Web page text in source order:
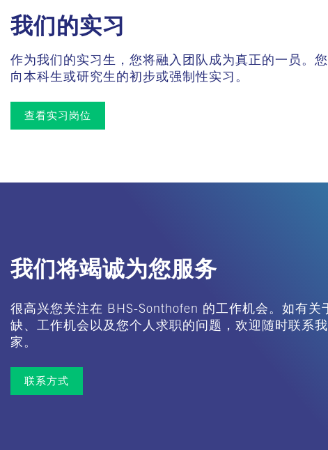
我们的实习
作为我们的实习生，您将融入团队成为真正的一员。
向本科生或研究生的初步或强制性实习。
查看实习岗位
作为工读大学生深入了解
您是否正在寻找机会积累宝贵的实践经验，同时又希
然，还有机会给 BHS 留下积极的印象，如果您未来想
查看工读大学生岗位
您的学位
您是否正打算写一篇与实践紧密结合的专业论文？欢
明。如果没有找到心仪的岗位，也可以 主动 投递并 提
找到论文主题
“2018年，当我以实习生和本科
市场营销经理。广泛的任务、
我们将竭诚为您服务
很高兴您关注在 BHS-Sonthofen 的工作机会。如有关
缺、工作机会以及您个人求职的问题，欢迎随时联系
家。
联系方式